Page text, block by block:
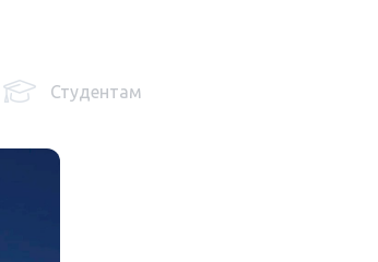
Студентам